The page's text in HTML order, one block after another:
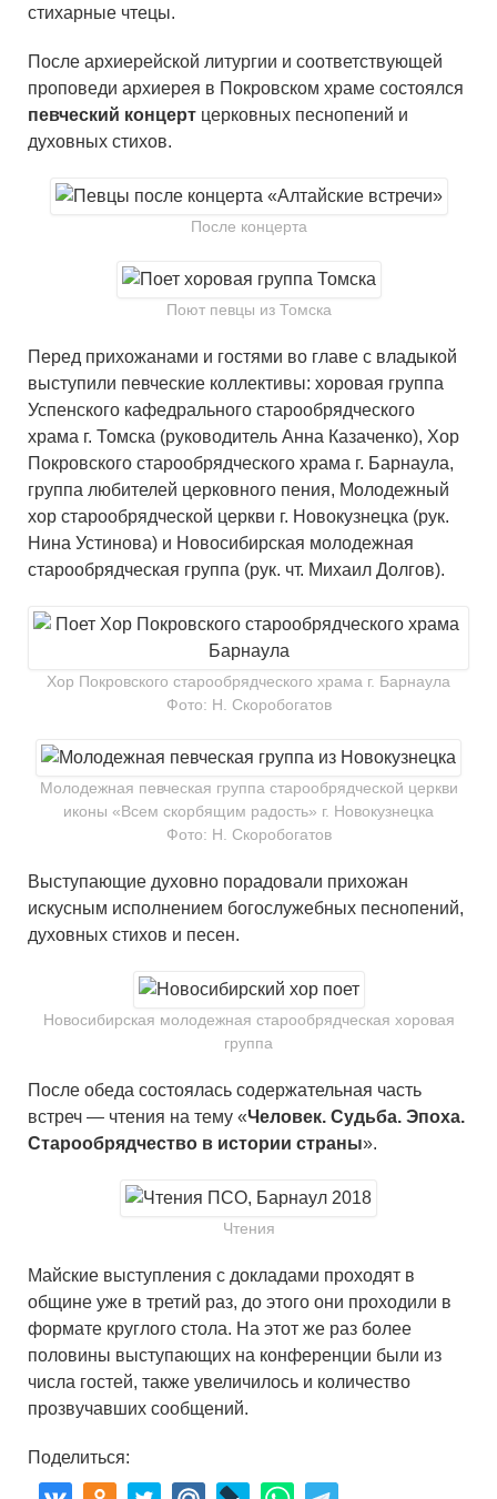
стихарные чтецы.
После архиерейской литургии и соответствующей
проповеди архиерея в Покровском храме состоялся
певческий концерт церковных песнопений и
духовных стихов.
После концерта
Поют певцы из Томска
Перед прихожанами и гостями во главе с владыкой
выступили певческие коллективы: хоровая группа
Успенского кафедрального старообрядческого
храма г. Томска (руководитель Анна Казаченко), Хор
Покровского старообрядческого храма г. Барнаула,
группа любителей церковного пения, Молодежный
хор старообрядческой церкви г. Новокузнецка (рук.
Нина Устинова) и Новосибирская молодежная
старообрядческая группа (рук. чт. Михаил Долгов).
Хор Покровского старообрядческого храма г. Барнаула
Фото: Н. Скоробогатов
Молодежная певческая группа старообрядческой церкви
иконы «Всем скорбящим радость» г. Новокузнецка
Фото: Н. Скоробогатов
Выступающие духовно порадовали прихожан
искусным исполнением богослужебных песнопений,
духовных стихов и песен.
Новосибирская молодежная старообрядческая хоровая
группа
После обеда состоялась содержательная часть
встреч — чтения на тему «Человек. Судьба. Эпоха.
Старообрядчество в истории страны».
Чтения
Майские выступления с докладами проходят в
общине уже в третий раз, до этого они проходили в
формате круглого стола. На этот же раз более
половины выступающих на конференции были из
числа гостей, также увеличилось и количество
прозвучавших сообщений.
Поделиться: